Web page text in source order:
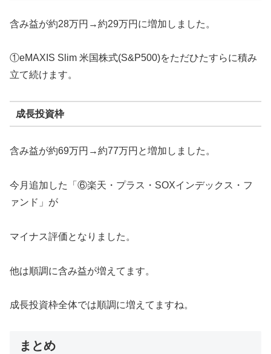
含み益が約28万円→約29万円に増加しました。
①eMAXIS Slim 米国株式(S&P500)をただひたすらに積み
立て続けます。
成長投資枠
含み益が約69万円→約77万円と増加しました。
今月追加した「⑥楽天・プラス・SOXインデックス・フ
ァンド」が
マイナス評価となりました。
他は順調に含み益が増えてます。
成長投資枠全体では順調に増えてますね。
まとめ